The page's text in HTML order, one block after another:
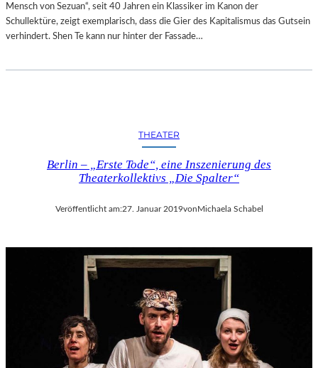
Mensch von Sezuan“, seit 40 Jahren ein Klassiker im Kanon der
Schullektüre, zeigt exemplarisch, dass die Gier des Kapitalismus das Gutsein
verhindert. Shen Te kann nur hinter der Fassade…
THEATER
Berlin – „Erste Tode“, eine Inszenierung des
Theaterkollektivs „Die Spalter“
Veröffentlicht am:27. Januar 2019vonMichaela Schabel